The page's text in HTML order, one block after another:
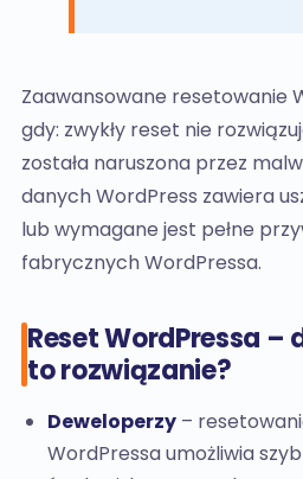
Zaawansowane resetowanie
gdy: zwykły reset nie
została naruszona przez
danych WordPress zawiera
lub wymagane jest pełne
fabrycznych WordPressa.
Reset WordPressa –
to rozwiązanie?
Deweloperzy –
WordPressa umożliwia